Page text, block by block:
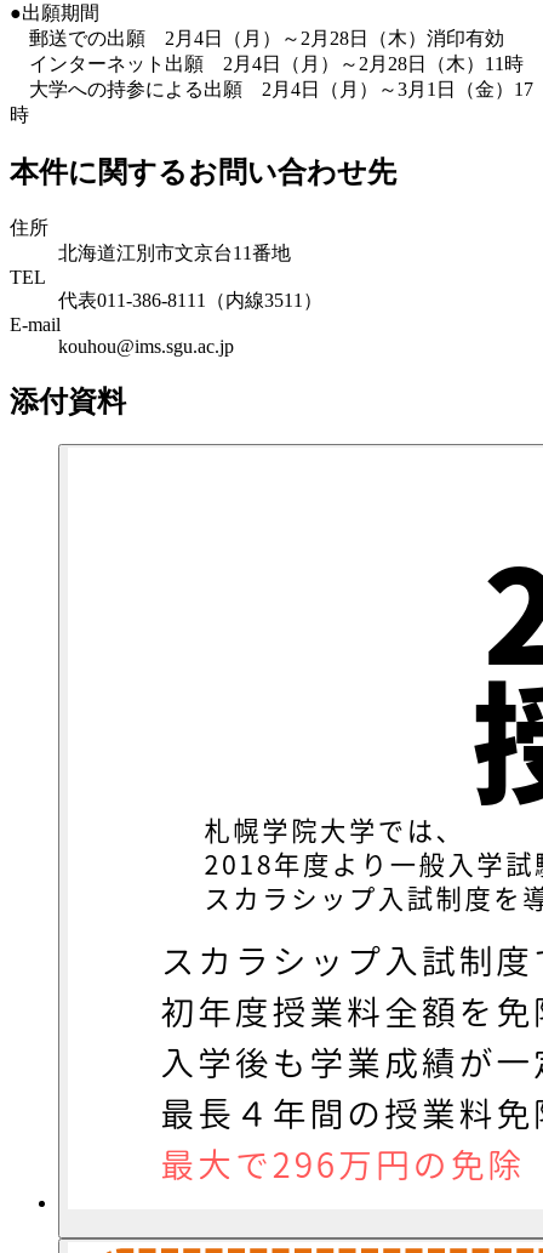
●出願期間
郵送での出願 2月4日（月）～2月28日（木）消印有効
インターネット出願 2月4日（月）～2月28日（木）11時
大学への持参による出願 2月4日（月）～3月1日（金）17
時
本件に関するお問い合わせ先
住所
北海道江別市文京台11番地
TEL
代表011-386-8111（内線3511）
E-mail
kouhou@ims.sgu.ac.jp
添付資料